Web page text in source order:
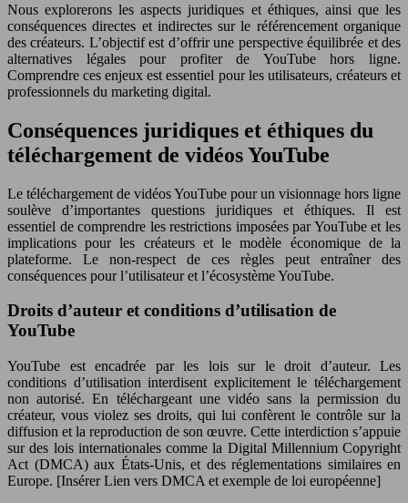
Nous explorerons les aspects juridiques et éthiques, ainsi que les
conséquences directes et indirectes sur le référencement organique
des créateurs. L’objectif est d’offrir une perspective équilibrée et des
alternatives légales pour profiter de YouTube hors ligne.
Comprendre ces enjeux est essentiel pour les utilisateurs, créateurs et
professionnels du marketing digital.
Conséquences juridiques et éthiques du
téléchargement de vidéos YouTube
Le téléchargement de vidéos YouTube pour un visionnage hors ligne
soulève d’importantes questions juridiques et éthiques. Il est
essentiel de comprendre les restrictions imposées par YouTube et les
implications pour les créateurs et le modèle économique de la
plateforme. Le non-respect de ces règles peut entraîner des
conséquences pour l’utilisateur et l’écosystème YouTube.
Droits d’auteur et conditions d’utilisation de
YouTube
YouTube est encadrée par les lois sur le droit d’auteur. Les
conditions d’utilisation interdisent explicitement le téléchargement
non autorisé. En téléchargeant une vidéo sans la permission du
créateur, vous violez ses droits, qui lui confèrent le contrôle sur la
diffusion et la reproduction de son œuvre. Cette interdiction s’appuie
sur des lois internationales comme la Digital Millennium Copyright
Act (DMCA) aux États-Unis, et des réglementations similaires en
Europe. [Insérer Lien vers DMCA et exemple de loi européenne]